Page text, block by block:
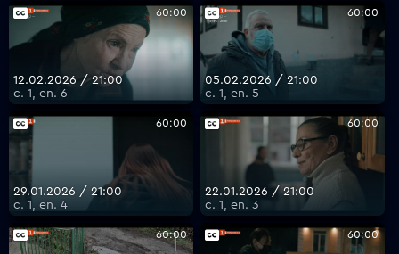
60:00
12.02.2026 / 21:00
с. 1, еп. 6
60:00
05.02.2026 / 21:00
с. 1, еп. 5
60:00
29.01.2026 / 21:00
с. 1, еп. 4
60:00
22.01.2026 / 21:00
с. 1, еп. 3
60:00 60:00